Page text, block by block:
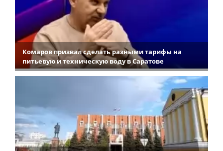
Комаров призвал сделать разными тарифы на
питьевую и техническую воду в Саратове